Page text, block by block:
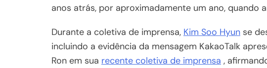
anos atrás, por aproximadamente um ano, quando
Durante a coletiva de imprensa, Kim Soo Hyun se
incluindo a evidência da mensagem KakaoTalk
Ron em sua recente coletiva de imprensa ,